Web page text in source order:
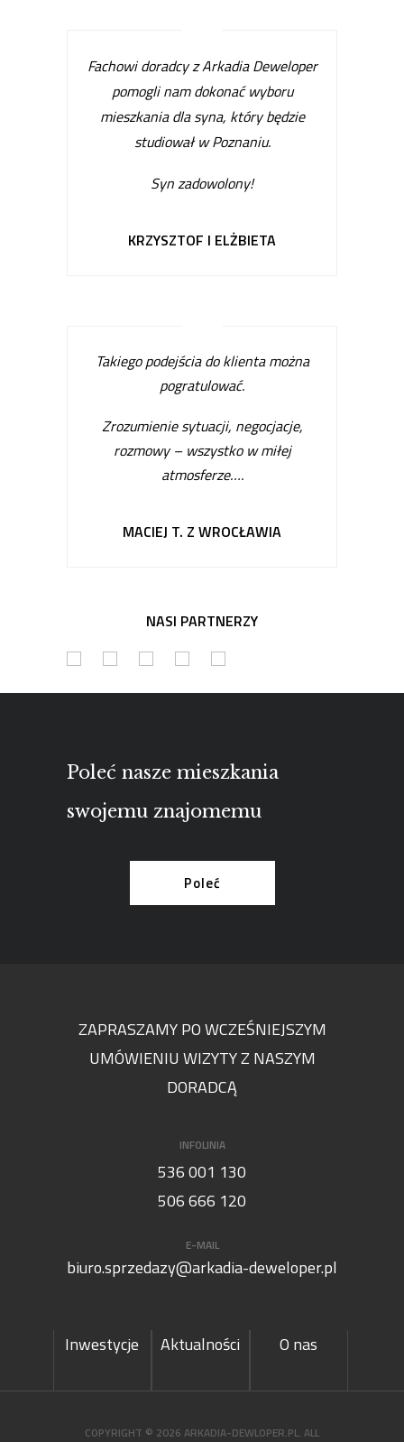
Fachowi doradcy z Arkadia Deweloper
pomogli nam dokonać wyboru
mieszkania dla syna, który będzie
studiował w Poznaniu.
Syn zadowolony!
KRZYSZTOF I ELŻBIETA
Takiego podejścia do klienta można
pogratulować.
Zrozumienie sytuacji, negocjacje,
rozmowy – wszystko w miłej
atmosferze….
MACIEJ T. Z WROCŁAWIA
NASI PARTNERZY
Poleć nasze mieszkania
swojemu znajomemu
Poleć
ZAPRASZAMY PO WCZEŚNIEJSZYM
UMÓWIENIU WIZYTY Z NASZYM
DORADCĄ
INFOLINIA
536 001 130
506 666 120
E-MAIL
biuro.sprzedazy@arkadia-deweloper.pl
Inwestycje Aktualności O nas
COPYRIGHT © 2026 ARKADIA-DEWLOPER.PL. ALL